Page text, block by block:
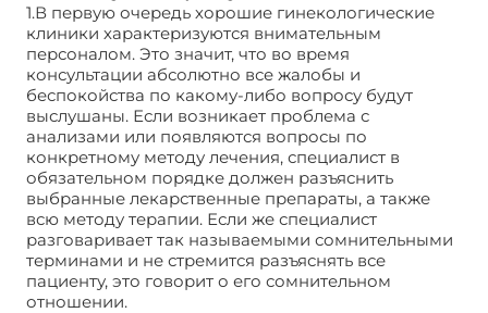
1.В первую очередь хорошие гинекологические
клиники характеризуются внимательным
персоналом. Это значит, что во время
консультации абсолютно все жалобы и
беспокойства по какому-либо вопросу будут
выслушаны. Если возникает проблема с
анализами или появляются вопросы по
конкретному методу лечения, специалист в
обязательном порядке должен разъяснить
выбранные лекарственные препараты, а также
всю методу терапии. Если же специалист
разговаривает так называемыми сомнительными
терминами и не стремится разъяснять все
пациенту, это говорит о его сомнительном
отношении.